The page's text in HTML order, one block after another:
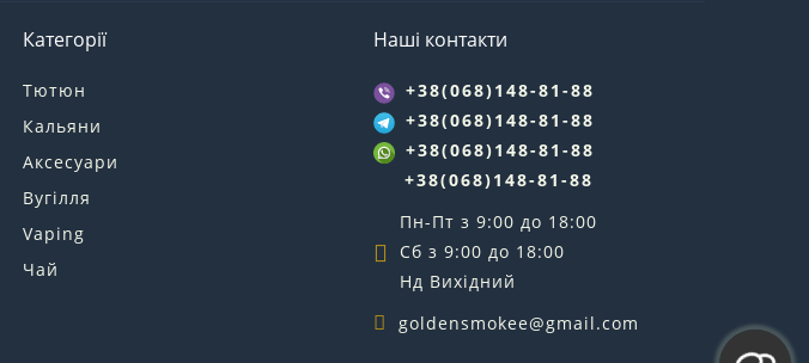
Категорії
Тютюн
Кальяни
Аксесуари
Вугілля
Vaping
Чай
Наші контакти
+38(068)148-81-88
+38(068)148-81-88
+38(068)148-81-88
+38(068)148-81-88
Пн-Пт з 9:00 до 18:00
Сб з 9:00 до 18:00
Нд Вихідний
goldensmokee@gmail.com